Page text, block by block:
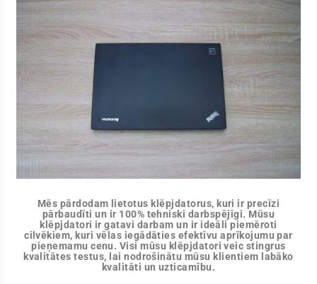
Mēs pārdodam lietotus klēpjdatorus, kuri ir precīzi
pārbaudīti un ir 100% tehniski darbspējīgi. Mūsu
klēpjdatori ir gatavi darbam un ir ideāli piemēroti
cilvēkiem, kuri vēlas iegādāties efektīvu aprīkojumu par
pieņemamu cenu. Visi mūsu klēpjdatori veic stingrus
kvalitātes testus, lai nodrošinātu mūsu klientiem labāko
kvalitāti un uzticamību.